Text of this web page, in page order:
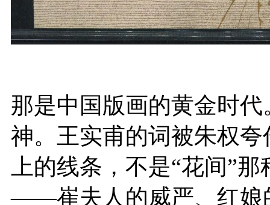
那是中国版画的黄金时
神。王实甫的词被朱权夸
上的线条，不是“花间”
——崔夫人的威严、红娘